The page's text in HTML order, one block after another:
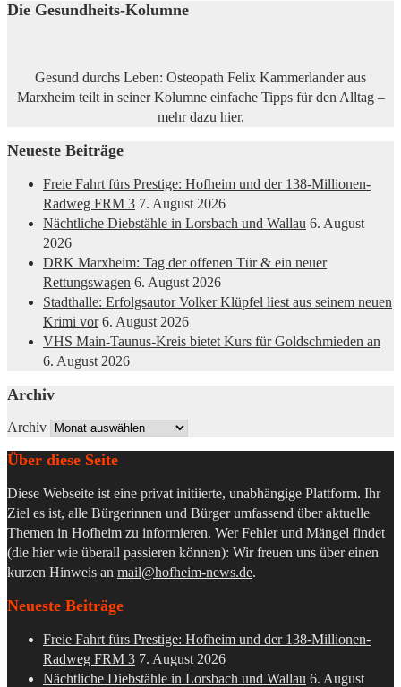
Die Gesundheits-Kolumne
Gesund durchs Leben: Osteopath Felix Kammerlander aus
Marxheim teilt in seiner Kolumne einfache Tipps für den Alltag –
mehr dazu hier.
Neueste Beiträge
Freie Fahrt fürs Prestige: Hofheim und der 138-Millionen-
Radweg FRM 3 7. August 2026
Nächtliche Diebstähle in Lorsbach und Wallau 6. August
2026
DRK Marxheim: Tag der offenen Tür & ein neuer
Rettungswagen 6. August 2026
Stadthalle: Erfolgsautor Volker Klüpfel liest aus seinem neuen
Krimi vor 6. August 2026
VHS Main-Taunus-Kreis bietet Kurs für Goldschmieden an
6. August 2026
Archiv
Archiv
Über diese Seite
Diese Webseite ist eine privat initiierte, unabhängige Plattform. Ihr
Ziel es ist, alle Bürgerinnen und Bürger umfassend über aktuelle
Themen in Hofheim zu informieren. Wer Fehler und Mängel findet
(die hier wie überall passieren können): Wir freuen uns über einen
kurzen Hinweis an mail@hofheim-news.de.
Neueste Beiträge
Freie Fahrt fürs Prestige: Hofheim und der 138-Millionen-
Radweg FRM 3 7. August 2026
Nächtliche Diebstähle in Lorsbach und Wallau 6. August